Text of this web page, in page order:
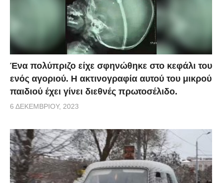
Ένα πολύπριζο είχε σφηνώθηκε στο κεφάλι του
ενός αγοριού. Η ακτινογραφία αυτού του μικρού
παιδιού έχει γίνει διεθνές πρωτοσέλιδο.
6 ΔΕΚΕΜΒΡΊΟΥ, 2023